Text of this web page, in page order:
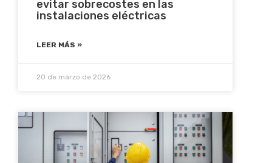
evitar sobrecostes en las
instalaciones eléctricas
LEER MÁS »
20 de marzo de 2026